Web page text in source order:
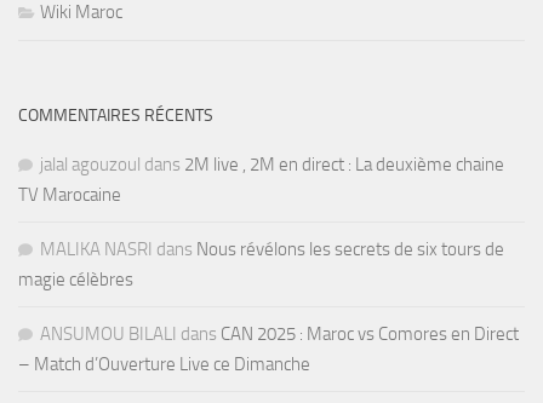
Wiki Maroc
COMMENTAIRES RÉCENTS
jalal agouzoul dans 2M live , 2M en direct : La deuxième chaine
TV Marocaine
MALIKA NASRI dans Nous révélons les secrets de six tours de
magie célèbres
ANSUMOU BILALI dans CAN 2025 : Maroc vs Comores en Direct
– Match d’Ouverture Live ce Dimanche